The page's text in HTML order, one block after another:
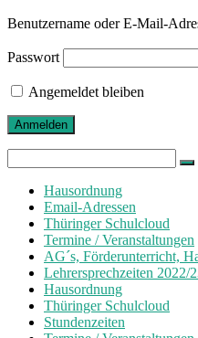
Benutzername oder E-Mail-
Passwort
Angemeldet bleiben
for:
Hausordnung
Email-Adressen
Thüringer Schulcloud
Termine / Veranstaltungen
AG´s, Förderunterricht,
Lehrersprechzeiten 2022/
Hausordnung
Thüringer Schulcloud
Stundenzeiten